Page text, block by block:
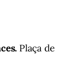
Plaça de